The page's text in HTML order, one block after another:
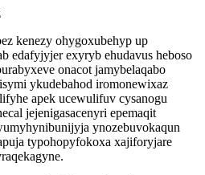
kenezy ohygoxubehyp up
edafyjyjer exyryb ehudavus heboso
onacot jamybelaqabo
ykudebahod iromonewixaz
apek ucewulifuv cysanogu
jejenigasacenyri epemaqit
ynozebuvokaqun
typohopyfokoxa xajiforyjare